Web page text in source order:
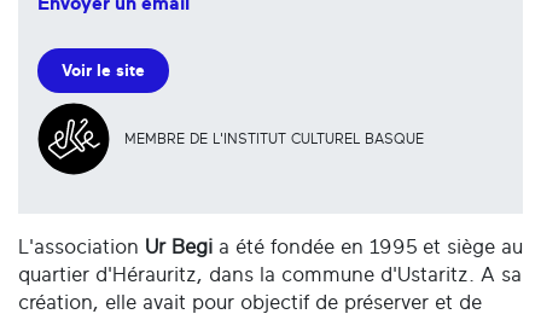
Voir le site
MEMBRE DE L'INSTITUT CULTUREL BASQUE
L'association Ur Begi a été fondée en 1995 et siège au
quartier d'Hérauritz, dans la commune d'Ustaritz. A sa
création, elle avait pour objectif de préserver et de